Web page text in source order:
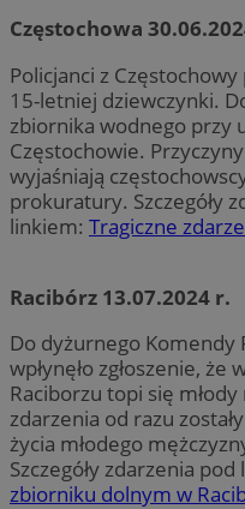
Częstochowa
Policjanci z
15-letniej dziewczynki.
zbiornika wodnego przy
Częstochowie.
wyjaśniają
prokuratury. Szczegóły
linkiem: Tragiczne
Racibórz 13.07.2024 r.
Do dyżurnego Komendy
wpłynęło zgłoszenie,
Raciborzu topi się
zdarzenia od razu
życia młodego
Szczegóły zdarzenia
zbiorniku dolnym w